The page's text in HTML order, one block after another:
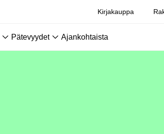
Kirjakauppa
Pätevyydet Ajankohtaista